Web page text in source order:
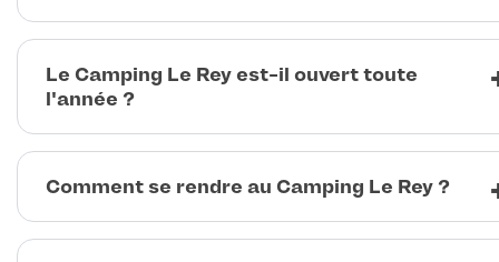
Le Camping Le Rey est-il ouvert toute
l'année ?
Comment se rendre au Camping Le Rey ?